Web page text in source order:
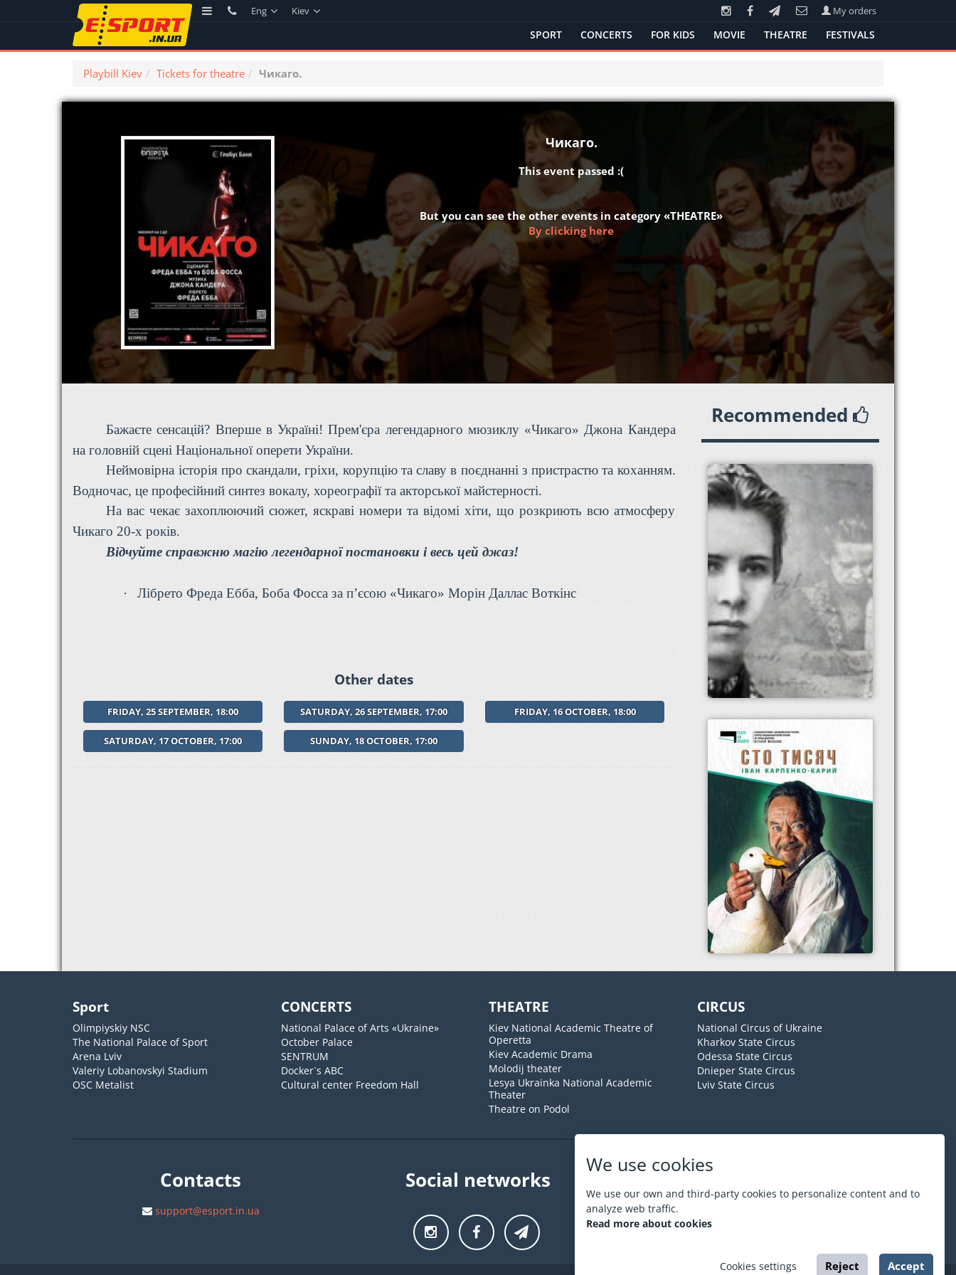
We use cookies
We use our own and third-party cookies to personalize content and to
analyze web traffic.
Read more about cookies
Cookies settings Reject Accept
Eng Kiev My orders
SPORT CONCERTS FOR KIDS MOVIE THEATRE FESTIVALS
Playbill Kiev Tickets for theatre Чикаго.
Чикаго.
This event passed :(
But you can see the other events in category «THEATRE»
By clicking here
Бажаєте сенсацій? Вперше в Україні! Прем'єра легендарного мюзиклу «Чикаго» Джона Кандера
на головній сцені Національної оперети України.
Неймовірна історія про скандали, гріхи, корупцію та славу в поєднанні з пристрастю та коханням.
Водночас, це професійний синтез вокалу, хореографії та акторської майстерності.
На вас чекає захоплюючий сюжет, яскраві номери та відомі хіти, що розкриють всю атмосферу
Чикаго 20-х років.
Відчуйте справжню магію легендарної постановки і весь цей джаз!
· Лібрето Фреда Ебба, Боба Фосса за пʼєсою «Чикаго» Морін Даллас Воткінс
Other dates
FRIDAY, 25 SEPTEMBER, 18:00 SATURDAY, 26 SEPTEMBER, 17:00 FRIDAY, 16 OCTOBER, 18:00
SATURDAY, 17 OCTOBER, 17:00 SUNDAY, 18 OCTOBER, 17:00
Recommended
Sport
Olimpiyskiy NSC
The National Palace of Sport
Arena Lviv
Valeriy Lobanovskyi Stadium
OSC Metalist
CONCERTS
National Palace of Arts «Ukraine»
October Palace
SENTRUM
Docker`s ABC
Cultural center Freedom Hall
THEATRE
Kiev National Academic Theatre of
Operetta
Kiev Academic Drama
Molodij theater
Lesya Ukrainka National Academic
Theater
Theatre on Podol
CIRCUS
National Circus of Ukraine
Kharkov State Circus
Odessa State Circus
Dnieper State Circus
Lviv State Circus
Contacts
support@esport.in.ua
Social networks About ESPORT